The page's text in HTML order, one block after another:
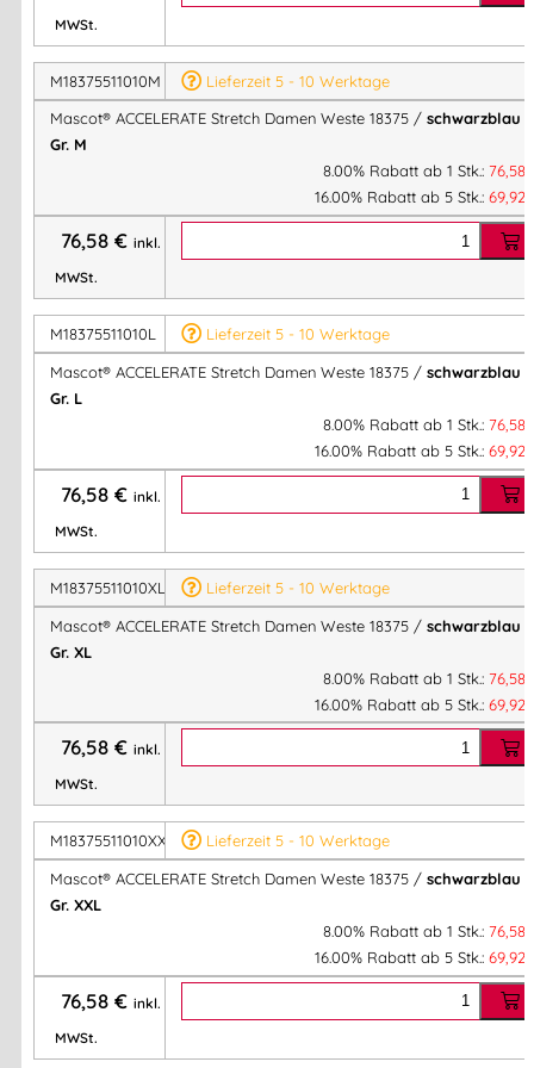
Körpernahe Passform– ideal für Damen, die Wert auf
Funktionalität und Stil legen
Material & Qualität
88 % Polyester / 12 % Elastolefin
Materialgewicht:275 g/m²
Gewebequalität:
elastisch, leicht & robust
Zertifizierung:OEKO-TEX® STANDARD 100
(schadstoffgeprüft)
Industriewäsche-Kategorie:A1
Vorteile der Mascot® ACCELERATE
Stretch Damen Weste 18375
✔ Speziell für Damen designt – taillierter Schnitt für optimale
Passform
✔ Höchste Bewegungsfreiheit durch 4-Wege-Stretch
✔ Wasserabweisend für Arbeit & Freizeit im Freien
✔ Robust, strapazierfähig und dennoch leicht
✔ Industriewäsche-tauglich und pflegeleicht
Technische Daten im Überblick
Modell:Mascot® ACCELERATE Stretch Damen Weste
18375
Passform:
Zertifikat:OEKO-TEX® STANDARD 100
Industriewäsche-Kategorie:
MWSt.
M18375511010M
Lieferzeit 5 - 10 Werktage
Mascot® ACCELERATE Stretch Damen Weste 18375 / schwarzblau
Gr. M
8.00% Rabatt ab 1 Stk.: 76,58
16.00% Rabatt ab 5 Stk.: 69,92
76,58 € inkl.
MWSt.
M18375511010L
Lieferzeit 5 - 10 Werktage
Mascot® ACCELERATE Stretch Damen Weste 18375 / schwarzblau
Gr. L
8.00% Rabatt ab 1 Stk.: 76,58
16.00% Rabatt ab 5 Stk.: 69,92
76,58 € inkl.
MWSt.
M18375511010XL
Lieferzeit 5 - 10 Werktage
Mascot® ACCELERATE Stretch Damen Weste 18375 / schwarzblau
Gr. XL
8.00% Rabatt ab 1 Stk.: 76,58
16.00% Rabatt ab 5 Stk.: 69,92
76,58 € inkl.
MWSt.
M18375511010XXL
Lieferzeit 5 - 10 Werktage
Mascot® ACCELERATE Stretch Damen Weste 18375 / schwarzblau
Gr. XXL
8.00% Rabatt ab 1 Stk.: 76,58
16.00% Rabatt ab 5 Stk.: 69,92
76,58 € inkl.
MWSt.